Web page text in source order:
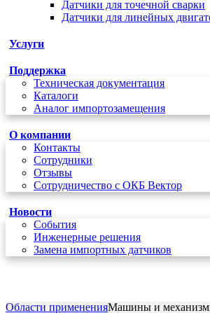
Датчики для точечной сварки
Датчики для линейных
Услуги
Поддержка
Техническая документация
Каталоги
Аналог импортозамещения
О компании
Контакты
Сотрудники
Отзывы
Сотрудничество с ОКБ Вектор
Новости
Cобытия
Инженерные решения
Замена импортных датчиков
Области примененияМашины и